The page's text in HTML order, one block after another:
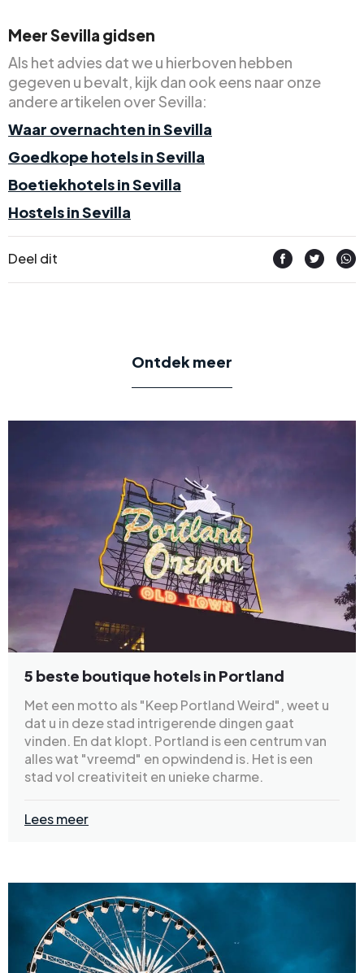
Meer Sevilla gidsen
Als het advies dat we u hierboven hebben
gegeven u bevalt, kijk dan ook eens naar onze
andere artikelen over Sevilla:
Waar overnachten in Sevilla
Goedkope hotels in Sevilla
Boetiekhotels in Sevilla
Hostels in Sevilla
Deel dit
Ontdek meer
5 beste boutique hotels in Portland
Met een motto als "Keep Portland Weird", weet u
dat u in deze stad intrigerende dingen gaat
vinden. En dat klopt. Portland is een centrum van
alles wat "vreemd" en opwindend is. Het is een
stad vol creativiteit en unieke charme.
Lees meer